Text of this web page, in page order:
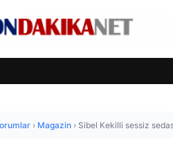
› Magazin › Sibel Kekilli sessiz